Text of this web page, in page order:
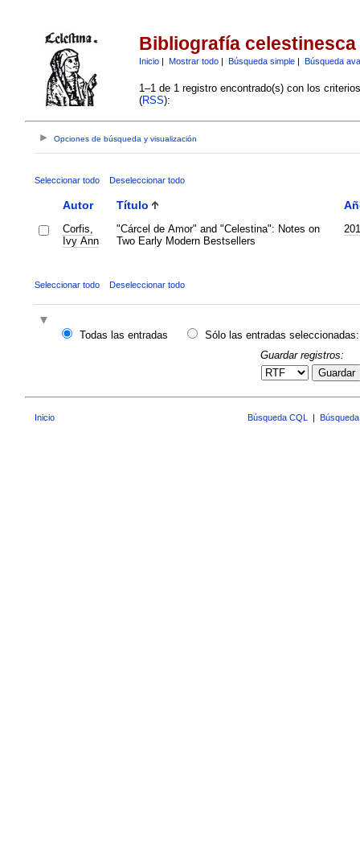
Bibliografía celestinesca
Inicio| Mostrar todo| Búsqueda simple| Búsqueda
1–1 de 1 registro encontrado(s) con los
(RSS):
Opciones de búsqueda y visualización
Seleccionar todo Deseleccionar todo
Autor Título
Corfis,
Ivy Ann
"Cárcel de Amor" and "Celestina": Notes on
Two Early Modern Bestsellers
Seleccionar todo Deseleccionar todo
Todas las entradas
Sólo las entradas seleccionadas:
Guardar registros:
Guardar
Inicio Búsqueda CQL